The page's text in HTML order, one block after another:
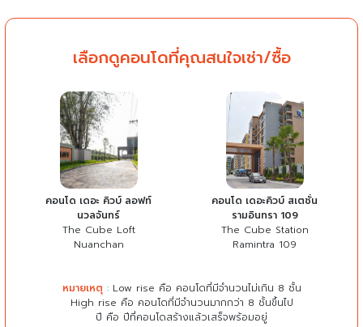
เลือกดูคอนโดที่คุณสนใจเช่า/ซื้อ
คอนโด เดอะ คิวบ์ ลอฟท์
นวลจันทร์
The Cube Loft
Nuanchan
คอนโด เดอะคิวบ์ สเตชั่น
รามอินทรา 109
The Cube Station
Ramintra 109
หมายเหตุ : Low rise คือ คอนโดที่มีจำนวนไม่เกิน 8 ชั้น
High rise คือ คอนโดที่มีจำนวนมากกว่า 8 ชั้นขึ้นไป
ปี คือ ปีที่คอนโดสร้างแล้วเสร็จพร้อมอยู่